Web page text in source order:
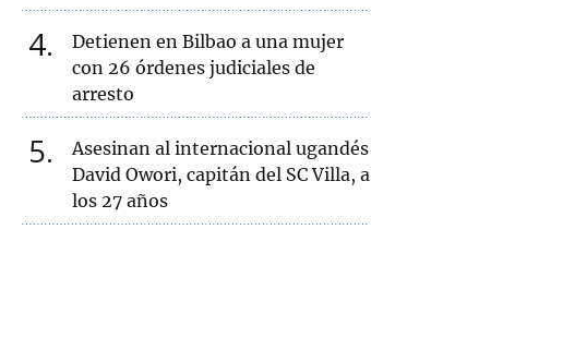
4
Detienen en Bilbao a una mujer
con 26 órdenes judiciales de
arresto
5
Asesinan al internacional ugandés
David Owori, capitán del SC Villa, a
los 27 años